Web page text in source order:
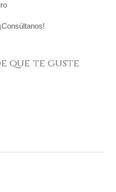
que te guste